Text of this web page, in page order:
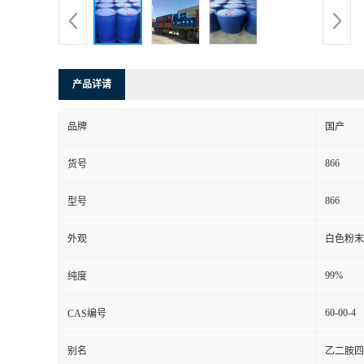
产品详请
品牌 国产
货号 866
型号 866
外观 白色粉末
纯度 99%
CAS编号 60-00-4
别名 乙二胺